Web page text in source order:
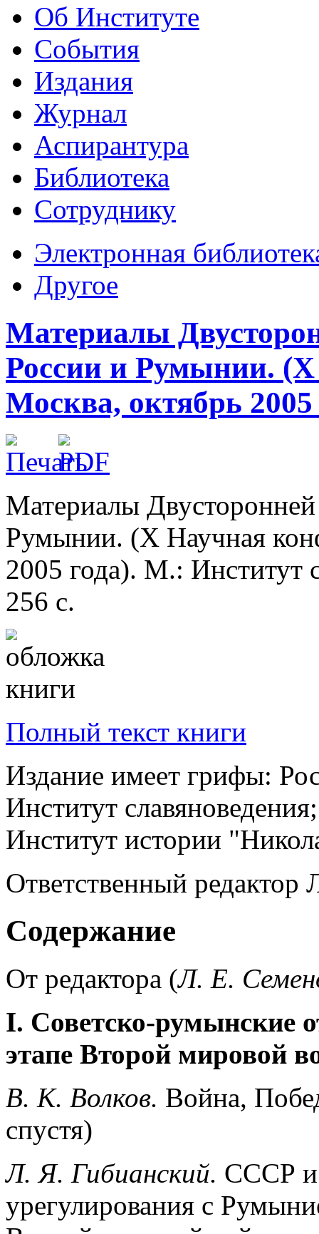
Об Институте
События
Издания
Журнал
Аспирантура
Библиотека
Сотруднику
Электронная
Другое
Материалы
России и Румынии.
Москва, октябрь
Материалы
Румынии. (X Научная
2005 года). М.: Институт
256 с.
Полный текст книги
Издание имеет грифы:
Институт
Институт истории
Ответственный редактор
Содержание
От редактора (Л. Е.
I. Советско-румынские
этапе Второй мировой
В. К. Волков. Война,
спустя)
Л. Я. Гибианский. СССР и
урегулирования с